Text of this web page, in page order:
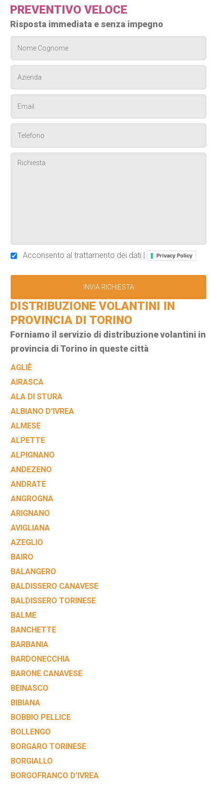
PREVENTIVO VELOCE
Risposta immediata e senza impegno
Acconsento al trattamento dei dati | Privacy Policy
DISTRIBUZIONE VOLANTINI IN
PROVINCIA DI TORINO
Forniamo il servizio di distribuzione volantini in
provincia di Torino in queste città
AGLIÈ
AIRASCA
ALA DI STURA
ALBIANO D'IVREA
ALMESE
ALPETTE
ALPIGNANO
ANDEZENO
ANDRATE
ANGROGNA
ARIGNANO
AVIGLIANA
AZEGLIO
BAIRO
BALANGERO
BALDISSERO CANAVESE
BALDISSERO TORINESE
BALME
BANCHETTE
BARBANIA
BARDONECCHIA
BARONE CANAVESE
BEINASCO
BIBIANA
BOBBIO PELLICE
BOLLENGO
BORGARO TORINESE
BORGIALLO
BORGOFRANCO D'IVREA